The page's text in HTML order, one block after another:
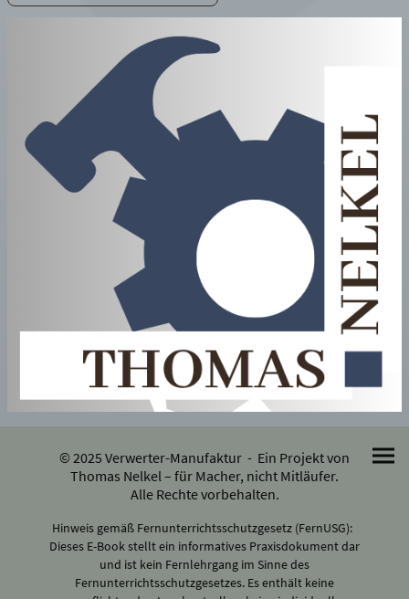
© 2025 Verwerter-Manufaktur - Ein Projekt von
Thomas Nelkel – für Macher, nicht Mitläufer.
Alle Rechte vorbehalten.
Hinweis gemäß Fernunterrichtsschutzgesetz (FernUSG):
Dieses E-Book stellt ein informatives Praxisdokument dar
und ist kein Fernlehrgang im Sinne des
Fernunterrichtsschutzgesetzes. Es enthält keine